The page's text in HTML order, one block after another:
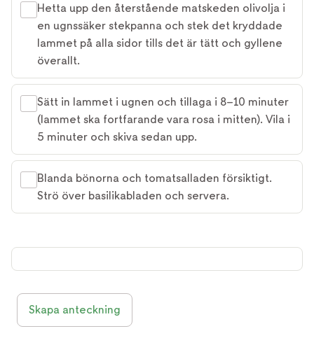
Hetta upp den återstående matskeden olivolja i
en ugnssäker stekpanna och stek det kryddade
lammet på alla sidor tills det är tätt och gyllene
överallt.
Sätt in lammet i ugnen och tillaga i 8–10 minuter
(lammet ska fortfarande vara rosa i mitten). Vila i
5 minuter och skiva sedan upp.
Blanda bönorna och tomatsalladen försiktigt.
Strö över basilikabladen och servera.
Skapa anteckning